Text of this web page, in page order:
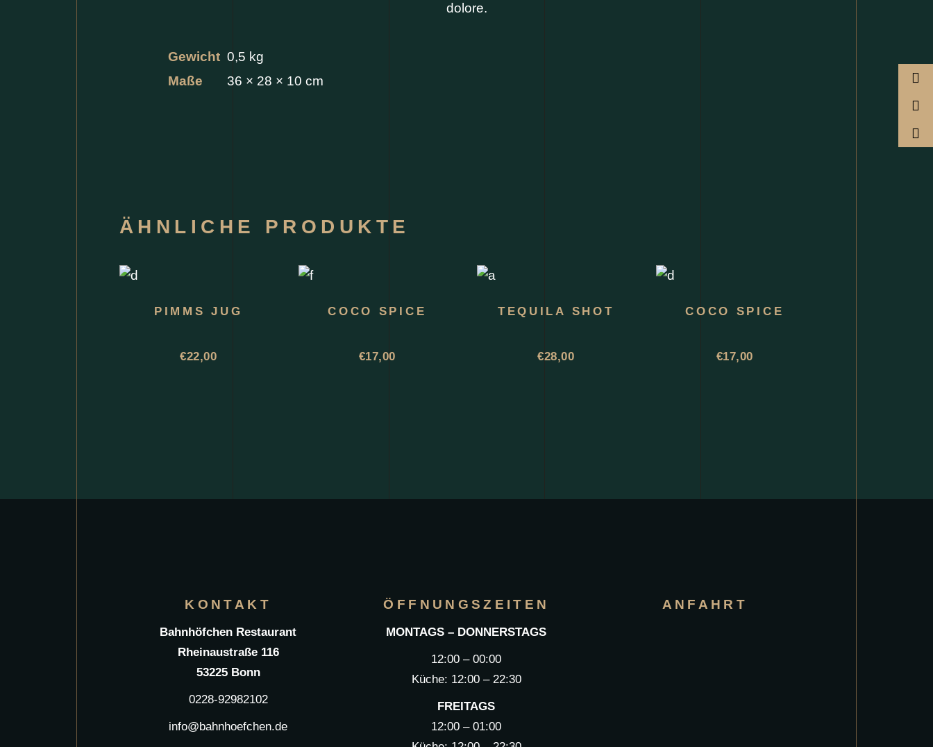
dolore.
Gewicht 0,5 kg
Maße
36 × 28 × 10 cm
ÄHNLICHE PRODUKTE
PIMMS JUG
€22,00
COCO SPICE
€17,00
TEQUILA SHOT
€28,00
COCO SPICE
€17,00
KONTAKT
Bahnhöfchen Restaurant
Rheinaustraße 116
53225 Bonn
0228-92982102
info@bahnhoefchen.de
ÖFFNUNGSZEITEN
MONTAGS – DONNERSTAGS
12:00 – 00:00
Küche: 12:00 – 22:30
FREITAGS
12:00 – 01:00
ANFAHRT